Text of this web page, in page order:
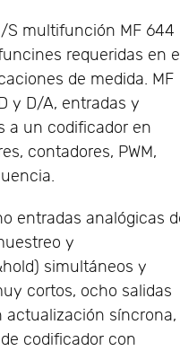
S multifunción MF 644
requeridas en
de medida. MF
y D/A, entradas y
a un codificador en
contadores, PWM,
entradas analógicas
y
simultáneos y
cortos, ocho salidas
actualización síncrona,
codificador con